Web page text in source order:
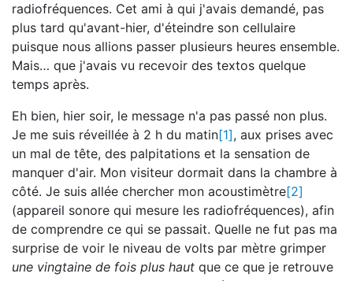
radiofréquences. Cet ami à qui j'avais demandé, pas
plus tard qu'avant-hier, d'éteindre son cellulaire
puisque nous allions passer plusieurs heures ensemble.
Mais… que j'avais vu recevoir des textos quelque
temps après.
Eh bien, hier soir, le message n'a pas passé non plus.
Je me suis réveillée à 2 h du matin[1], aux prises avec
un mal de tête, des palpitations et la sensation de
manquer d'air. Mon visiteur dormait dans la chambre à
côté. Je suis allée chercher mon acoustimètre[2]
(appareil sonore qui mesure les radiofréquences), afin
de comprendre ce qui se passait. Quelle ne fut pas ma
surprise de voir le niveau de volts par mètre grimper
une vingtaine de fois plus haut que ce que je retrouve